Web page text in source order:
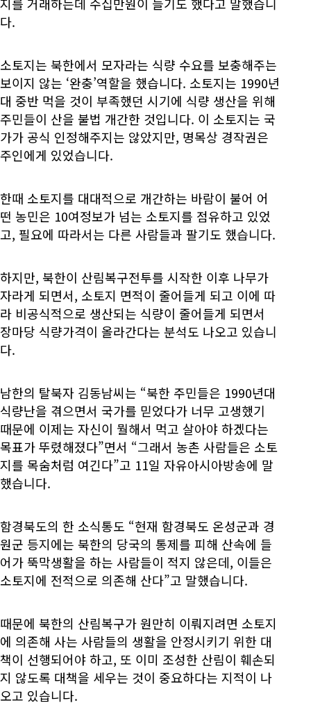
다.
소토지는 북한에서 모자라는 식량 수요를 보충해주는
보이지 않는 ‘완충’역할을 했습니다. 소토지는 1990년
대 중반 먹을 것이 부족했던 시기에 식량 생산을 위해
주민들이 산을 불법 개간한 것입니다. 이 소토지는 국
가가 공식 인정해주지는 않았지만, 명목상 경작권은
주인에게 있었습니다.
한때 소토지를 대대적으로 개간하는 바람이 불어 어
떤 농민은 10여정보가 넘는 소토지를 점유하고 있었
고, 필요에 따라서는 다른 사람들과 팔기도 했습니다.
하지만, 북한이 산림복구전투를 시작한 이후 나무가
자라게 되면서, 소토지 면적이 줄어들게 되고 이에 따
라 비공식적으로 생산되는 식량이 줄어들게 되면서
장마당 식량가격이 올라간다는 분석도 나오고 있습니
다.
남한의 탈북자 김동남씨는 “북한 주민들은 1990년대
식량난을 겪으면서 국가를 믿었다가 너무 고생했기
때문에 이제는 자신이 뭘해서 먹고 살아야 하겠다는
목표가 뚜렸해졌다”면서 “그래서 농촌 사람들은 소토
지를 목숨처럼 여긴다”고 11일 자유아시아방송에 말
했습니다.
함경북도의 한 소식통도 “현재 함경북도 온성군과 경
원군 등지에는 북한의 당국의 통제를 피해 산속에 들
어가 뚝막생활을 하는 사람들이 적지 않은데, 이들은
소토지에 전적으로 의존해 산다”고 말했습니다.
때문에 북한의 산림복구가 원만히 이뤄지려면 소토지
에 의존해 사는 사람들의 생활을 안정시키기 위한 대
책이 선행되어야 하고, 또 이미 조성한 산림이 훼손되
지 않도록 대책을 세우는 것이 중요하다는 지적이 나
오고 있습니다.